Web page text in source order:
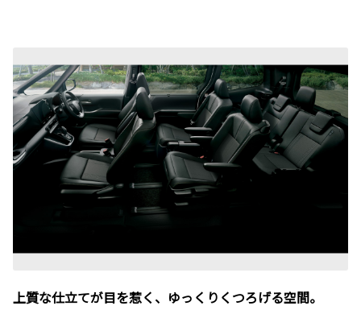
上質な仕立てが目を惹く、ゆっくりくつろげる空間。